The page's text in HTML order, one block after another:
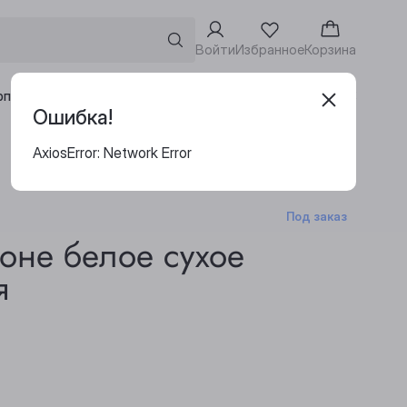
ВойтиИзбранноеКорзина
клиентам Адреса винотек
Под заказ
белое сухое
Ошибка!
AxiosError: Network Error